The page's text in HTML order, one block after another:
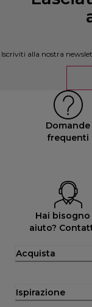
Iscriviti alla nostra
Domande
frequenti
Hai bisogno
aiuto?
Acquista
Ispirazione